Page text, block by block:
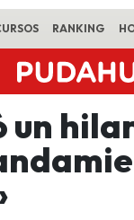
RANKING
un